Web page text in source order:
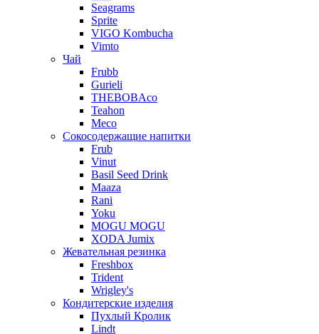
Seagrams
Sprite
VIGO Kombucha
Vimto
Чай
Frubb
Gurieli
THEBOBAco
Teahon
Meco
Сокосодержащие напитки
Frub
Vinut
Basil Seed Drink
Maaza
Rani
Yoku
MOGU MOGU
XODA Jumix
Жевательная резинка
Freshbox
Trident
Wrigley's
Кондитерские изделия
Пухлый Кролик
Lindt